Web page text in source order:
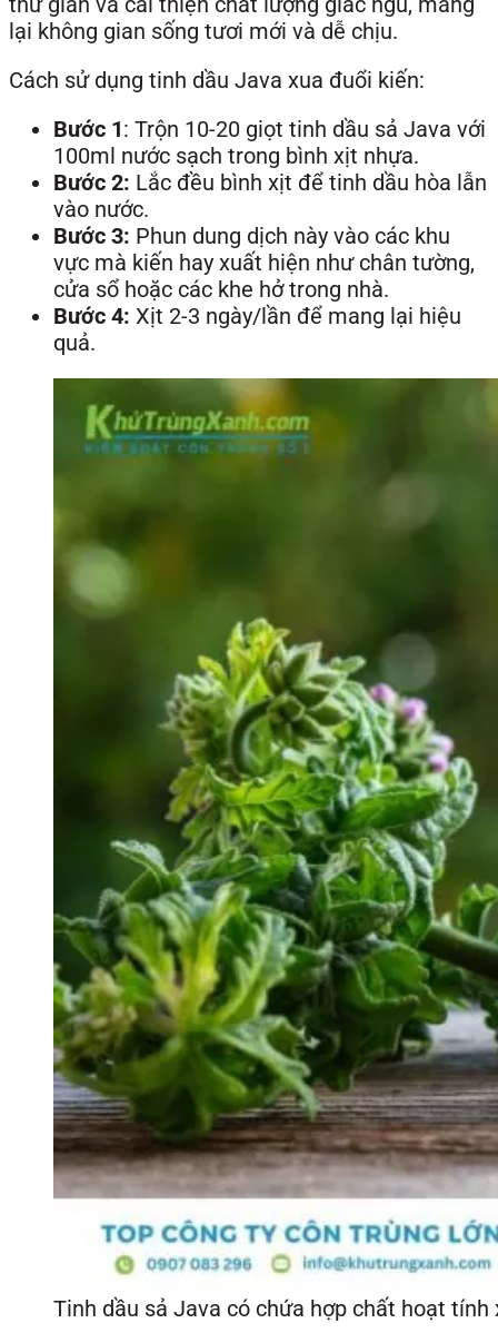
lại không gian sống tươi mới và dễ chịu.
Cách sử dụng tinh dầu Java xua đuổi kiến:
Bước 1: Trộn 10-20 giọt tinh dầu sả Java với
100ml nước sạch trong bình xịt nhựa.
Bước 2: Lắc đều bình xịt để tinh dầu hòa lẫn
vào nước.
Bước 3: Phun dung dịch này vào các khu
vực mà kiến hay xuất hiện như chân tường,
cửa sổ hoặc các khe hở trong nhà.
Bước 4: Xịt 2-3 ngày/lần để mang lại hiệu
quả.
Tinh dầu sả Java có chứa hợp chất hoạt